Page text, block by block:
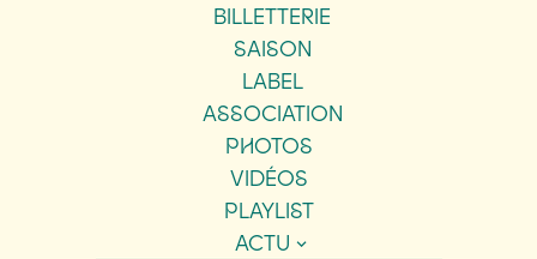
BILLETTERIE
SAISON
LABEL
ASSOCIATION
PHOTOS
VIDÉOS
PLAYLIST
ACTU